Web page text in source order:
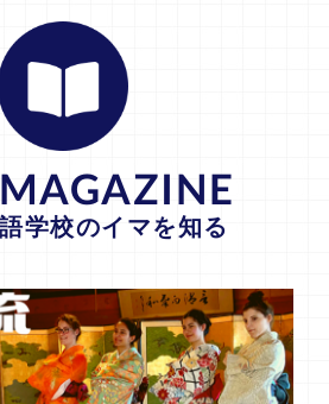
学校のイマを知る